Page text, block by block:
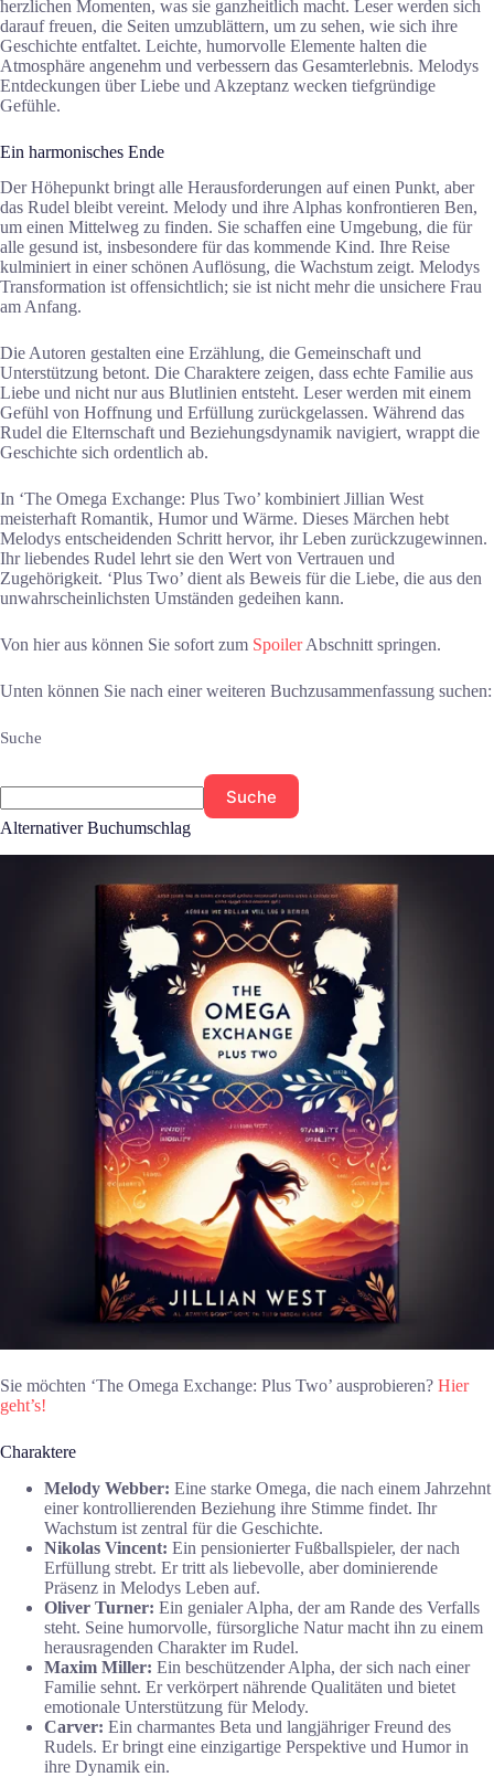
herzlichen Momenten, was sie ganzheitlich macht. Leser werden sich
darauf freuen, die Seiten umzublättern, um zu sehen, wie sich ihre
Geschichte entfaltet. Leichte, humorvolle Elemente halten die
Atmosphäre angenehm und verbessern das Gesamterlebnis. Melodys
Entdeckungen über Liebe und Akzeptanz wecken tiefgründige
Gefühle.
Ein harmonisches Ende
Der Höhepunkt bringt alle Herausforderungen auf einen Punkt, aber
das Rudel bleibt vereint. Melody und ihre Alphas konfrontieren Ben,
um einen Mittelweg zu finden. Sie schaffen eine Umgebung, die für
alle gesund ist, insbesondere für das kommende Kind. Ihre Reise
kulminiert in einer schönen Auflösung, die Wachstum zeigt. Melodys
Transformation ist offensichtlich; sie ist nicht mehr die unsichere Frau
am Anfang.
Die Autoren gestalten eine Erzählung, die Gemeinschaft und
Unterstützung betont. Die Charaktere zeigen, dass echte Familie aus
Liebe und nicht nur aus Blutlinien entsteht. Leser werden mit einem
Gefühl von Hoffnung und Erfüllung zurückgelassen. Während das
Rudel die Elternschaft und Beziehungsdynamik navigiert, wrappt die
Geschichte sich ordentlich ab.
In ‘The Omega Exchange: Plus Two’ kombiniert Jillian West
meisterhaft Romantik, Humor und Wärme. Dieses Märchen hebt
Melodys entscheidenden Schritt hervor, ihr Leben zurückzugewinnen.
Ihr liebendes Rudel lehrt sie den Wert von Vertrauen und
Zugehörigkeit. ‘Plus Two’ dient als Beweis für die Liebe, die aus den
unwahrscheinlichsten Umständen gedeihen kann.
Von hier aus können Sie sofort zum SpoilerAbschnitt springen.
Unten können Sie nach einer weiteren Buchzusammenfassung suchen:
Suche
Suche
Alternativer Buchumschlag
Sie möchten ‘The Omega Exchange: Plus Two’ ausprobieren? Hier
geht’s!
Charaktere
Melody Webber: Eine starke Omega, die nach einem Jahrzehnt
einer kontrollierenden Beziehung ihre Stimme findet. Ihr
Wachstum ist zentral für die Geschichte.
Nikolas Vincent: Ein pensionierter Fußballspieler, der nach
Erfüllung strebt. Er tritt als liebevolle, aber dominierende
Präsenz in Melodys Leben auf.
Oliver Turner: Ein genialer Alpha, der am Rande des Verfalls
steht. Seine humorvolle, fürsorgliche Natur macht ihn zu einem
herausragenden Charakter im Rudel.
Maxim Miller: Ein beschützender Alpha, der sich nach einer
Familie sehnt. Er verkörpert nährende Qualitäten und bietet
emotionale Unterstützung für Melody.
Carver: Ein charmantes Beta und langjähriger Freund des
Rudels. Er bringt eine einzigartige Perspektive und Humor in
ihre Dynamik ein.